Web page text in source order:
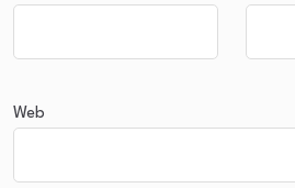
Web